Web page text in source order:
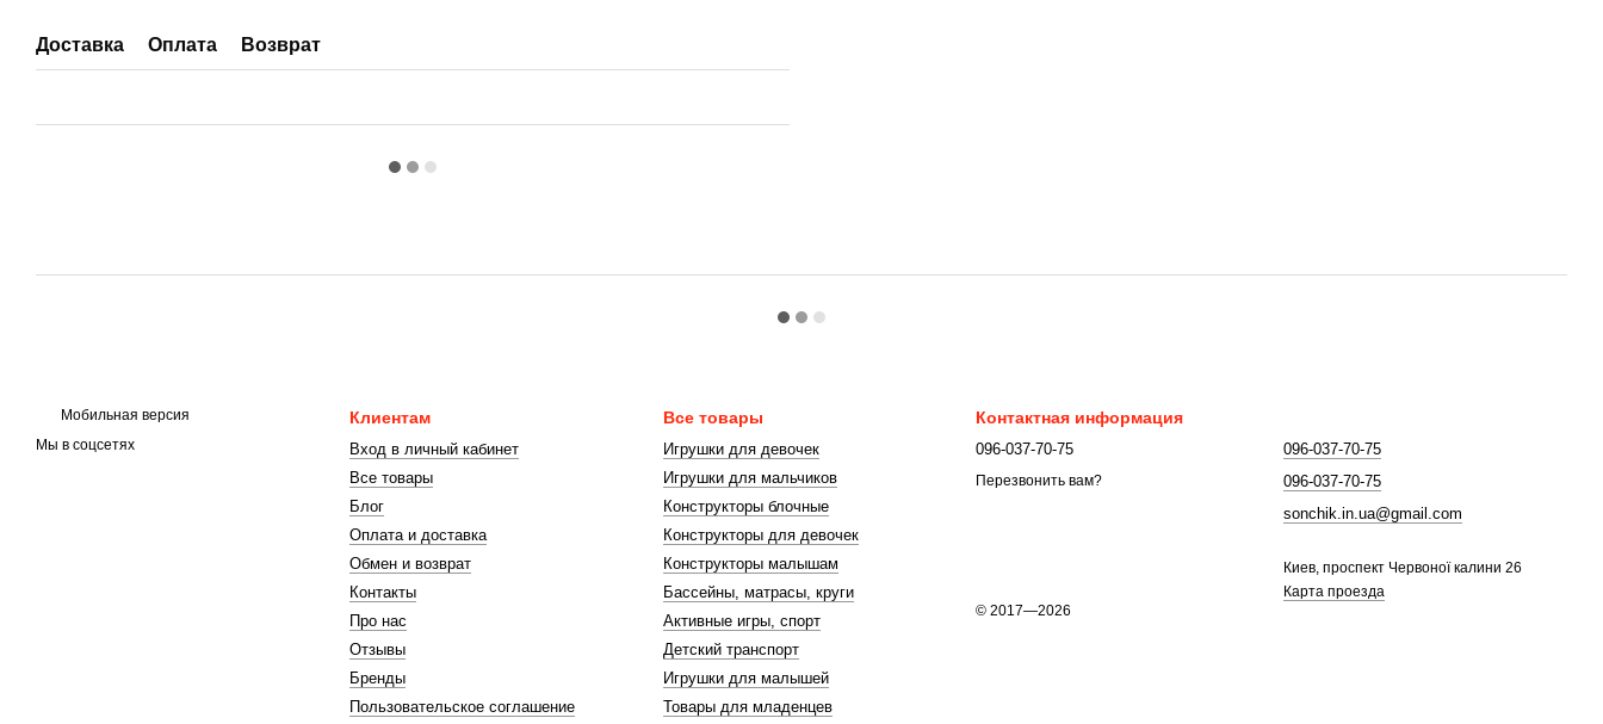
Доставка Оплата Возврат
Мобильная версия
Мы в соцсетях
Клиентам
Вход в личный кабинет
Все товары
Блог
Оплата и доставка
Обмен и возврат
Контакты
Про нас
Отзывы
Бренды
Пользовательское соглашение
Все товары
Игрушки для девочек
Игрушки для мальчиков
Конструкторы блочные
Конструкторы для девочек
Конструкторы малышам
Бассейны, матрасы, круги
Активные игры, спорт
Детский транспорт
Игрушки для малышей
Товары для младенцев
Контактная информация
096-037-70-75
Перезвонить вам?
096-037-70-75
096-037-70-75
sonchik.in.ua@gmail.com
Киев, проспект Червоної калини 26
Карта проезда
© 2017—2026